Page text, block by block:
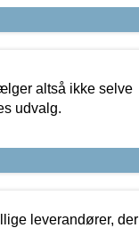
altså ikke selve
udvalg.
leverandører, der